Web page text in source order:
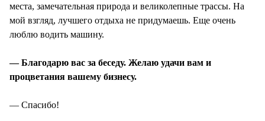
места, замечательная природа и великолепные трассы. На
мой взгляд, лучшего отдыха не придумаешь. Еще очень
люблю водить машину.
— Благодарю вас за беседу. Желаю удачи вам и
процветания вашему бизнесу.
— Спасибо!